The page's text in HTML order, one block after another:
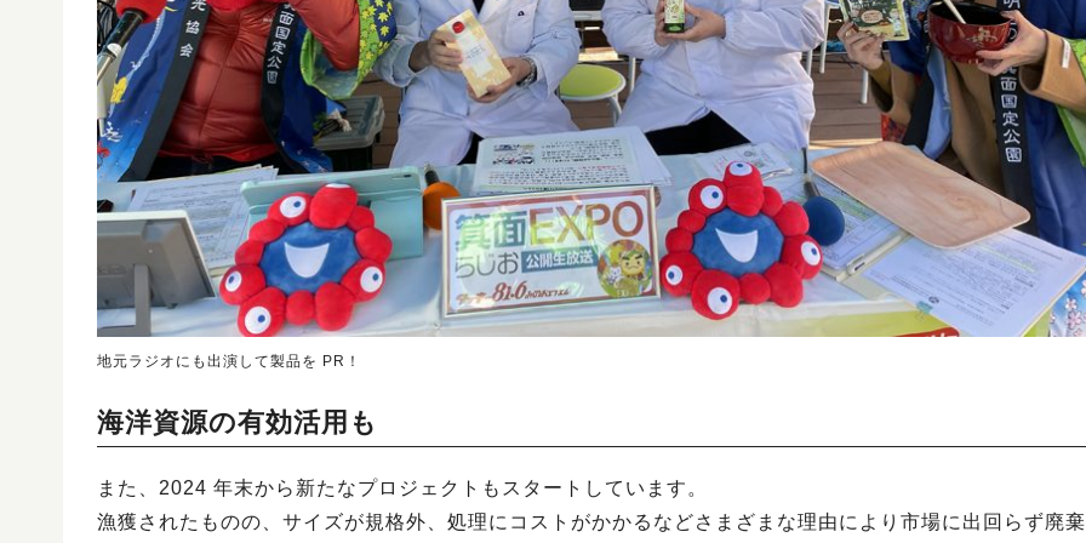
地元ラジオにも出演して製品を PR！
海洋資源の有効活用も
また、2024 年末から新たなプロジェクトもスタートしています。
漁獲されたものの、サイズが規格外、処理にコストがかかるなどさまざまな理由により市場に出回らず廃